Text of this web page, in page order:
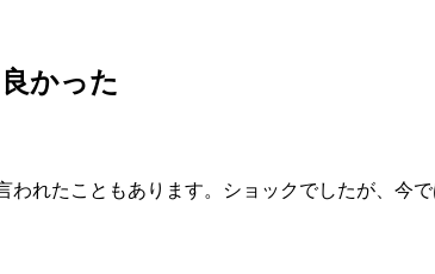
かった
われたこともあります。ショックでしたが、今